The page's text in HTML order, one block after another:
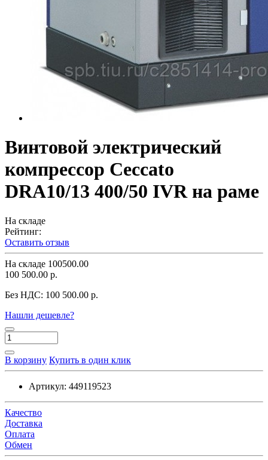
Винтовой электрический
компрессор Ceccato
DRA10/13 400/50 IVR на раме
На складе
Рейтинг:
Оставить отзыв
На складе 100500.00
100 500.00 р.
Без НДС: 100 500.00 р.
Нашли дешевле?
В корзину Купить в один клик
Артикул: 449119523
Качество
Доставка
Оплата
Обмен